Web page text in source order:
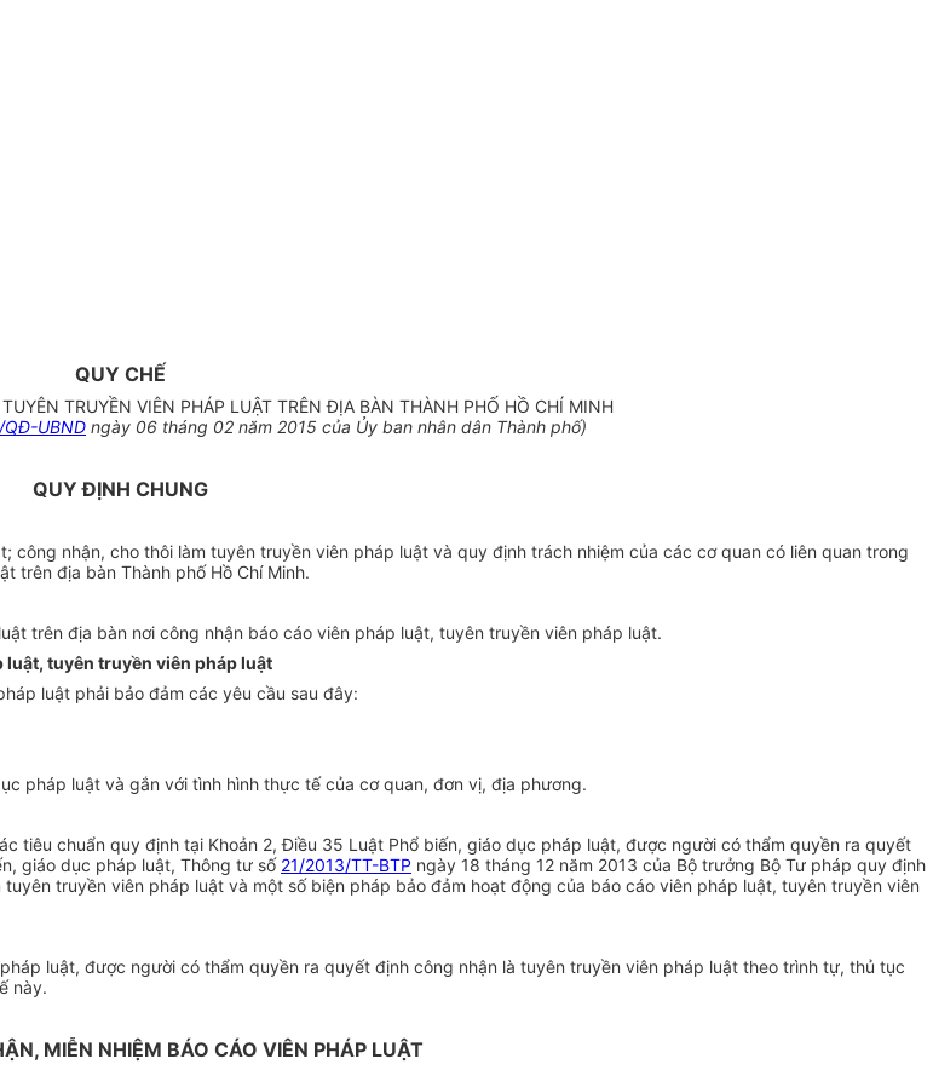
QUY CHẾ
TRUYỀN VIÊN PHÁP LUẬT TRÊN ĐỊA BÀN THÀNH PHỐ HỒ CHÍ MINH
UBND ngày 06 tháng 02 năm 2015 của Ủy ban nhân dân Thành phố)
QUY ĐỊNH CHUNG
nhận, cho thôi làm tuyên truyền viên pháp luật và quy định trách nhiệm của các cơ quan có liên quan trong
trên địa bàn Thành phố Hồ Chí Minh.
trên địa bàn nơi công nhận báo cáo viên pháp luật, tuyên truyền viên pháp luật.
luật, tuyên truyền viên pháp luật
luật phải bảo đảm các yêu cầu sau đây:
pháp luật và gắn với tình hình thực tế của cơ quan, đơn vị, địa phương.
tiêu chuẩn quy định tại Khoản 2, Điều 35 Luật Phổ biến, giáo dục pháp luật, được người có thẩm quyền ra quyết
giáo dục pháp luật, Thông tư số 21/2013/TT-BTP ngày 18 tháng 12 năm 2013 của Bộ trưởng Bộ Tư pháp quy định
truyền viên pháp luật và một số biện pháp bảo đảm hoạt động của báo cáo viên pháp luật, tuyên truyền viên
luật, được người có thẩm quyền ra quyết định công nhận là tuyên truyền viên pháp luật theo trình tự, thủ tục
này.
MIỄN NHIỆM BÁO CÁO VIÊN PHÁP LUẬT